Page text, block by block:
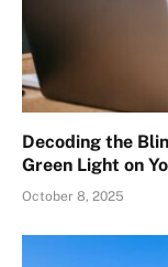
Decoding the
Green Light on
October 8, 2025